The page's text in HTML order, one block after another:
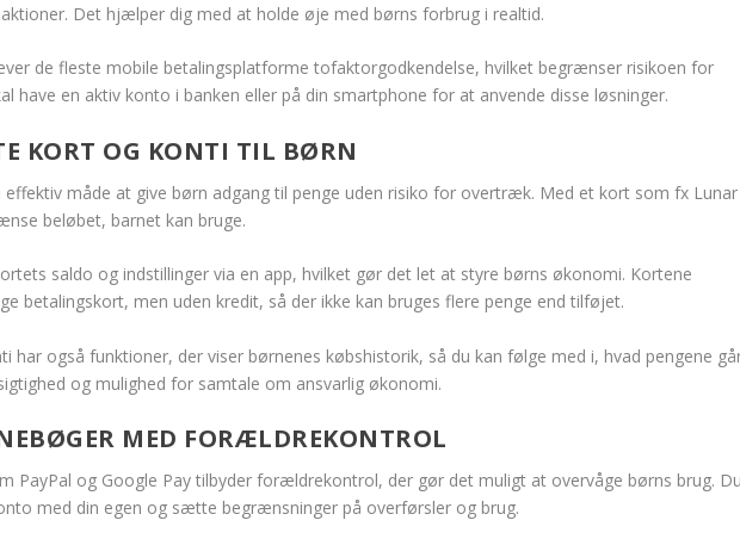
Det hjælper dig med at holde øje med børns forbrug i realtid.
de fleste mobile betalingsplatforme tofaktorgodkendelse, hvilket begrænser risikoen for
have en aktiv konto i banken eller på din smartphone for at anvende disse løsninger.
KORT OG KONTI TIL BØRN
effektiv måde at give børn adgang til penge uden risiko for overtræk. Med et kort som fx Lunar
beløbet, barnet kan bruge.
saldo og indstillinger via en app, hvilket gør det let at styre børns økonomi. Kortene
betalingskort, men uden kredit, så der ikke kan bruges flere penge end tilføjet.
har også funktioner, der viser børnenes købshistorik, så du kan følge med i, hvad pengene
og mulighed for samtale om ansvarlig økonomi.
MED FORÆLDREKONTROL
PayPal og Google Pay tilbyder forældrekontrol, der gør det muligt at overvåge børns brug.
med din egen og sætte begrænsninger på overførsler og brug.